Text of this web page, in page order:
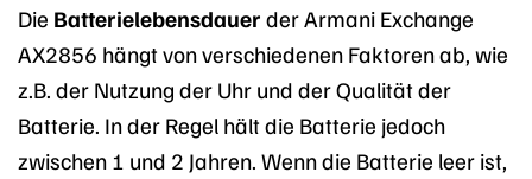
Die Batterielebensdauer der Armani Exchange
AX2856 hängt von verschiedenen Faktoren ab, wie
z.B. der Nutzung der Uhr und der Qualität der
Batterie. In der Regel hält die Batterie jedoch
zwischen 1 und 2 Jahren. Wenn die Batterie leer ist,